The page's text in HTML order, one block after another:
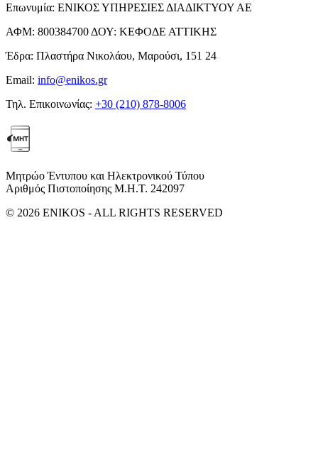
Επωνυμία: ΕΝΙΚΟΣ ΥΠΗΡΕΣΙΕΣ ΔΙΑΔΙΚΤΥΟΥ ΑΕ
ΑΦΜ: 800384700 ΔΟΥ: ΚΕΦΟΔΕ ΑΤΤΙΚΗΣ
Έδρα: Πλαστήρα Νικολάου, Μαρούσι, 151 24
Email: info@enikos.gr
Τηλ. Επικοινωνίας: +30 (210) 878-8006
Μητρώο Έντυπου και Ηλεκτρονικού Τύπου
Αριθμός Πιστοποίησης Μ.Η.Τ. 242097
© 2026 ENIKOS - ALL RIGHTS RESERVED